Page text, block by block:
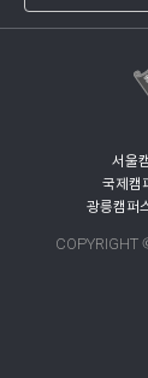
서울
국제캠
광릉캠퍼
COPYRIGHT